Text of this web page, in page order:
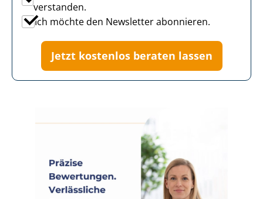
verstanden.
Ich möchte den Newsletter abonnieren.
Jetzt kostenlos beraten lassen